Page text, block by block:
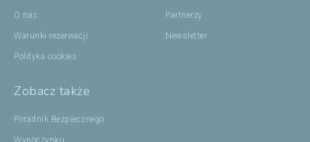
O nas
Warunki rezerwacji
Polityka cookies
Partnerzy
Newsletter
Zobacz także
Poradnik Bezpiecznego
Wypoczynku